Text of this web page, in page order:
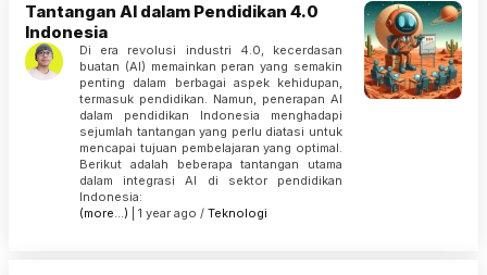
Tantangan AI dalam Pendidikan 4.0
Indonesia
Di era revolusi industri 4.0, kecerdasan
buatan (AI) memainkan peran yang semakin
penting dalam berbagai aspek kehidupan,
termasuk pendidikan. Namun, penerapan AI
dalam pendidikan Indonesia menghadapi
sejumlah tantangan yang perlu diatasi untuk
mencapai tujuan pembelajaran yang optimal.
Berikut adalah beberapa tantangan utama
dalam integrasi AI di sektor pendidikan
Indonesia:
(more…) | 1 year ago / Teknologi